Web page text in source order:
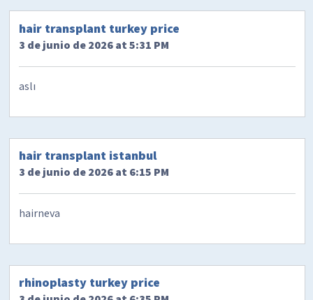
hair transplant turkey price
3 de junio de 2026 at 5:31 PM
aslı
hair transplant istanbul
3 de junio de 2026 at 6:15 PM
hairneva
rhinoplasty turkey price